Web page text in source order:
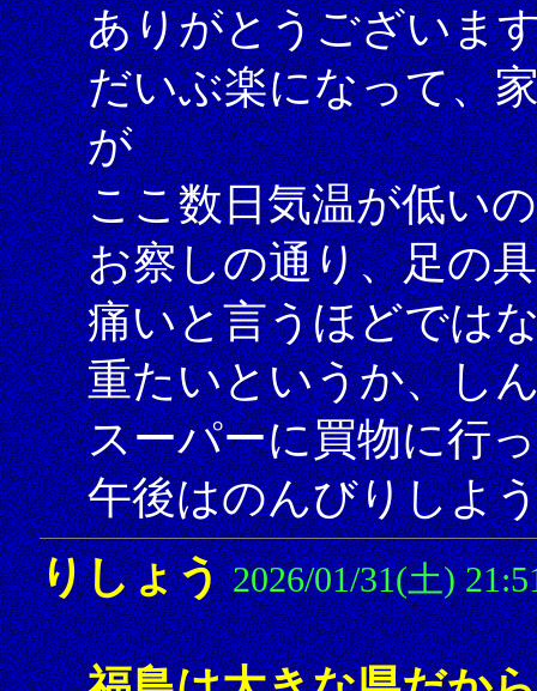
ありがとうございま
だいぶ楽になって、
が
ここ数日気温が低い
お察しの通り、足の
痛いと言うほどでは
重たいというか、し
スーパーに買物に行
午後はのんびりしよ
りしょう 2026/01/31(土)